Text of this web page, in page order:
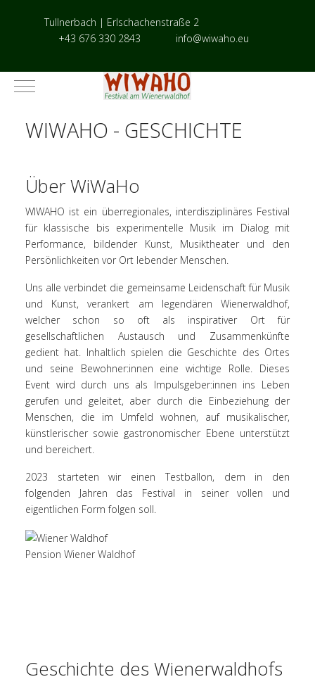
Tullnerbach | Erlschachenstraße 2
+43 676 330 2843
info@wiwaho.eu
Mobile Menu Toggle
WIWAHO - GESCHICHTE
Über WiWaHo
WIWAHO ist ein überregionales, interdisziplinäres Festival
für klassische bis experimentelle Musik im Dialog mit
Performance, bildender Kunst, Musiktheater und den
Persönlichkeiten vor Ort lebender Menschen.
Uns alle verbindet die gemeinsame Leidenschaft für Musik
und Kunst, verankert am legendären Wienerwaldhof,
welcher schon so oft als inspirativer Ort für
gesellschaftlichen Austausch und Zusammenkünfte
gedient hat. Inhaltlich spielen die Geschichte des Ortes
und seine Bewohner:innen eine wichtige Rolle. Dieses
Event wird durch uns als Impulsgeber:innen ins Leben
gerufen und geleitet, aber durch die Einbeziehung der
Menschen, die im Umfeld wohnen, auf musikalischer,
künstlerischer sowie gastronomischer Ebene unterstützt
und bereichert.
2023 starteten wir einen Testballon, dem in den
folgenden Jahren das Festival in seiner vollen und
eigentlichen Form folgen soll.
Pension Wiener Waldhof
Geschichte des Wienerwaldhofs